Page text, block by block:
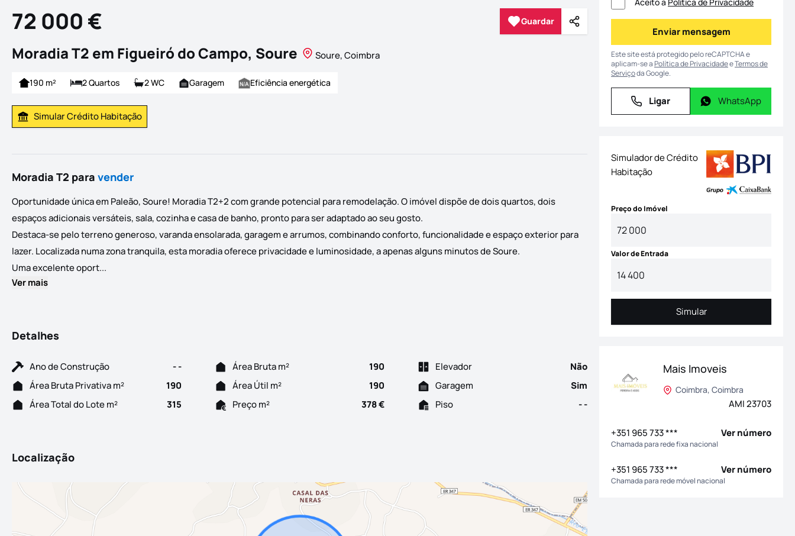
72 000 € Guardar
Guardar Partilhar
Moradia T2 em Figueiró do Campo, Soure Soure, Coimbra
190 m² 2 Quartos 2 WC Garagem Eficiência energética
Simular Prestação
Simular Crédito Habitação
Moradia T2 para vender
Oportunidade única em Paleão, Soure! Moradia T2+2 com grande potencial para remodelação. O imóvel dispõe de dois quartos, dois
espaços adicionais versáteis, sala, cozinha e casa de banho, pronto para ser adaptado ao seu gosto.
Destaca-se pelo terreno generoso, varanda ensolarada, garagem e arrumos, combinando conforto, funcionalidade e espaço exterior para
lazer. Localizada numa zona tranquila, esta moradia oferece privacidade e luminosidade, a apenas alguns minutos de Soure.
Uma excelente oport...
Ver mais
Detalhes
Ano de Construção - - Área Bruta m² 190 Elevador
Não
Área Bruta Privativa m²
190 Área Útil m² 190 Garagem
Sim
Área Total do Lote m²
315 Preço m² 378 € Piso - -
Localização
Enviar mensagem
Enviar mensagem
Este site está protegido pelo reCAPTCHA e
aplicam-se aPolítica de PrivacidadeeTermos de
Serviçoda Google.
Ligar
Ligar WhatsApp
WhatsApp
Simulador de Crédito
Habitação
Preço do Imóvel
Valor de Entrada
Simular
Simular
Mais Imoveis
Coimbra, Coimbra
AMI 23703
+351 965 733 *** Ver número
Chamada para rede fixa nacional
+351 965 733 *** Ver número
Chamada para rede móvel nacional